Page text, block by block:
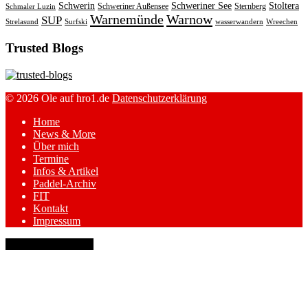
Schmaler Luzin Schwerin Schweriner Außensee Schweriner See Sternberg Stoltera
Strelasund SUP Surfski WarnemündeWarnow wasserwandern Wreechen
Trusted Blogs
© 2026 Ole auf hro1.de Datenschutzerklärung
Home
News & More
Über mich
Termine
Infos & Artikel
Paddel-Archiv
FIT
Kontakt
Impressum